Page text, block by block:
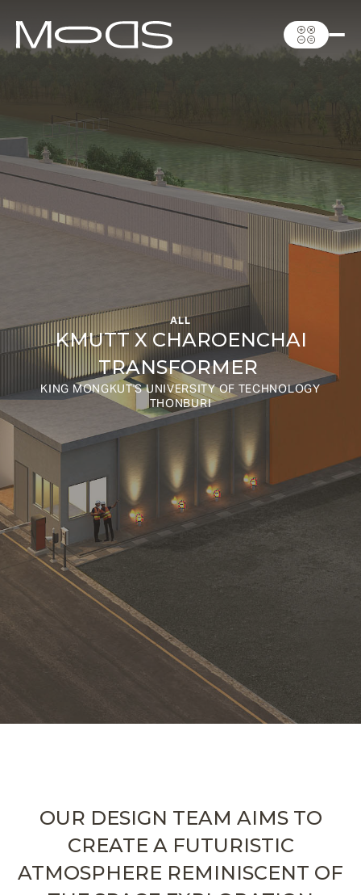
ALL
KMUTT X CHAROENCHAI
TRANSFORMER
KING MONGKUT'S UNIVERSITY OF TECHNOLOGY
THONBURI
OUR DESIGN TEAM AIMS TO
CREATE A FUTURISTIC
ATMOSPHERE REMINISCENT OF